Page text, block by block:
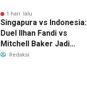
Bersih
1 hari lalu
Singapura vs Indonesia:
Duel Ilhan Fandi vs
Mitchell Baker Jadi
Sorotan di Piala AFF
Redaksi